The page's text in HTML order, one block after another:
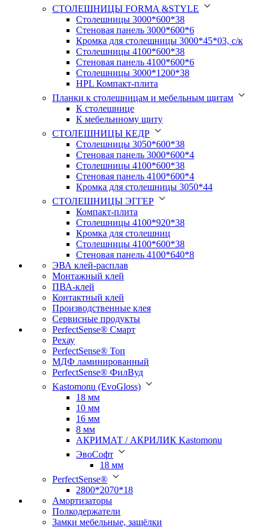
СТОЛЕШНИЦЫ FORMA &STYLE
Столешницы 3000*600*38
Стеновая панель 3000*600*6
Кромка для столешницы 3000*45*03, с/к
Столешницы 4100*600*38
Стеновая панель 4100*600*6
Столешницы 3000*1200*38
HPL Компакт-плита
Планки к столешницам и мебельным щитам
К столешнице
К мебельнному щиту
СТОЛЕШНИЦЫ КЕДР
Столешницы 3050*600*38
Стеновая панель 3000*600*4
Столешницы 4100*600*38
Стеновая панель 4100*600*4
Кромка для столешницы 3050*44
СТОЛЕШНИЦЫ ЭГГЕР
Компакт-плита
Столешницы 4100*920*38
Кромка для столешниц
Столешницы 4100*600*38
Стеновая панель 4100*640*8
ЭВА клей-расплав
Монтажный клей
ПВА-клей
Контактный клей
Производственные клея
Сервисные продукты
PerfectSense® Смарт
Рехау
PerfectSense® Топ
МДФ ламинированный
PerfectSense® ФилВуд
Kastomonu (EvoGloss)
18 мм
10 мм
16 мм
8 мм
АКРИМАТ / АКРИЛИК Kastomonu
ЭвоСофт
18 мм
PerfectSense®
2800*2070*18
Амортизаторы
Полкодержатели
Замки мебельные, защёлки